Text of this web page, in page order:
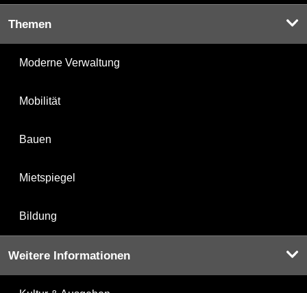
Themen
Moderne Verwaltung
Mobilität
Bauen
Mietspiegel
Bildung
Weitere Informationen